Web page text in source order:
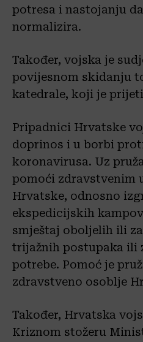
potresa i nastojanju
normalizira.
Također, vojska je
povijesnom skidanju
katedrale, koji je
Pripadnici Hrvatske
doprinos i u borbi
koronavirusa. Uz
pomoći zdravstvenim
Hrvatske, odnosno
ekspedicijskih
smještaj oboljelih ili
trijažnih postupaka ili
potrebe. Pomoć je
zdravstveno osoblje
Također, Hrvatska
Kriznom stožeru